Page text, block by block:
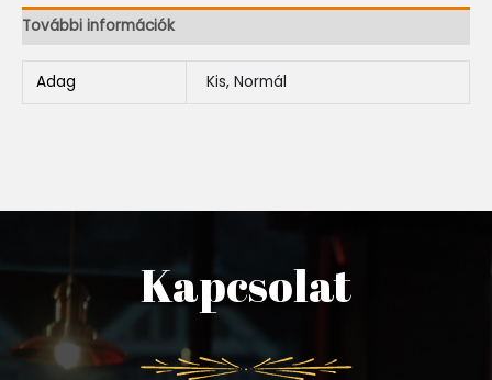
További információk
Adag Kis, Normál
Kapcsolat